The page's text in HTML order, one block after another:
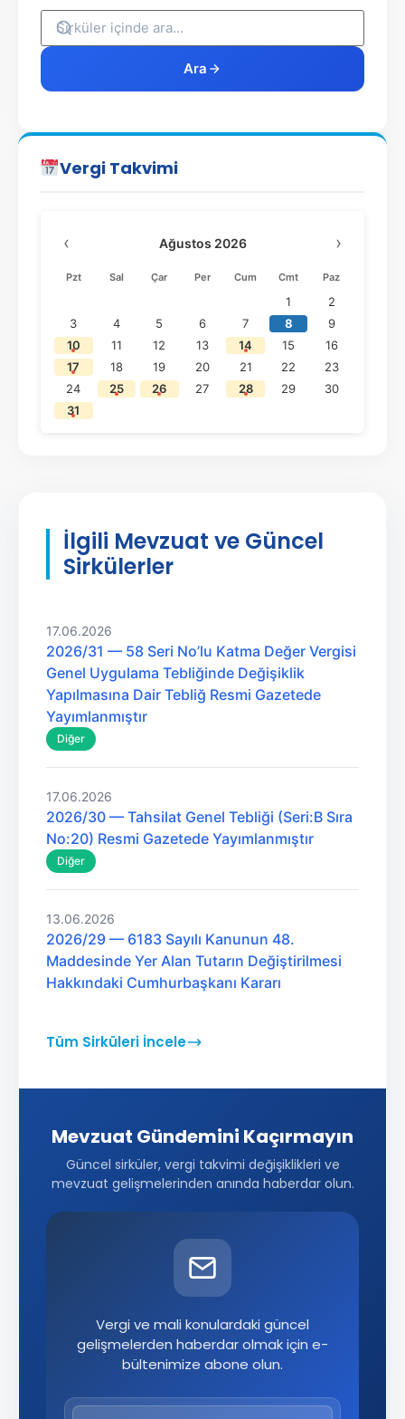
Ara
Vergi Takvimi
‹ Ağustos 2026 ›
Pzt Sal Çar Per Cum Cmt Paz
1
2
3
4 5 6 7 8
9
10
11 12 13 14 15
16
17
18 19 20 21 22
23
24
25 26 27 28 29
30
31
İlgili Mevzuat ve Güncel
Sirkülerler
17.06.2026
2026/31 — 58 Seri No’lu Katma Değer Vergisi
Genel Uygulama Tebliğinde Değişiklik
Yapılmasına Dair Tebliğ Resmi Gazetede
Yayımlanmıştır
Diğer
17.06.2026
2026/30 — Tahsilat Genel Tebliği (Seri:B Sıra
No:20) Resmi Gazetede Yayımlanmıştır
Diğer
13.06.2026
2026/29 — 6183 Sayılı Kanunun 48.
Maddesinde Yer Alan Tutarın Değiştirilmesi
Hakkındaki Cumhurbaşkanı Kararı
Tüm Sirküleri İncele
Mevzuat Gündemini Kaçırmayın
Güncel sirküler, vergi takvimi değişiklikleri ve
mevzuat gelişmelerinden anında haberdar olun.
Vergi ve mali konulardaki güncel
gelişmelerden haberdar olmak için e-
bültenimize abone olun.